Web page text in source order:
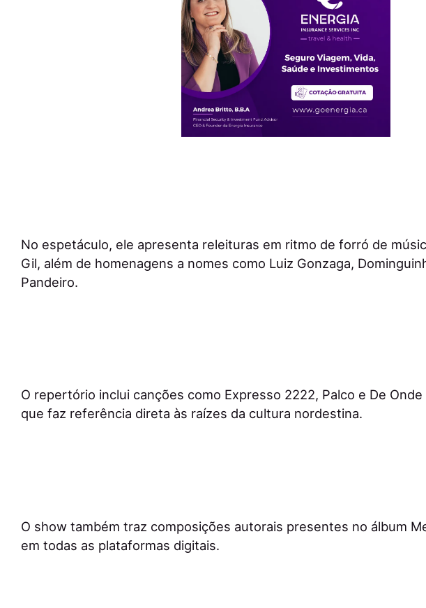
No espetáculo, ele apresenta releituras em ritmo de forró de
Gil, além de homenagens a nomes como Luiz Gonzaga,
Pandeiro.
O repertório inclui canções como Expresso 2222, Palco e De Onde
que faz referência direta às raízes da cultura nordestina.
O show também traz composições autorais presentes no álbum
em todas as plataformas digitais.